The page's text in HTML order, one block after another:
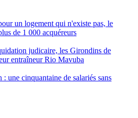
un logement qui n'existe pas, le
de 1 000 acquéreurs
judicaire, les Girondins de
entraîneur Rio Mavuba
une cinquantaine de salariés sans